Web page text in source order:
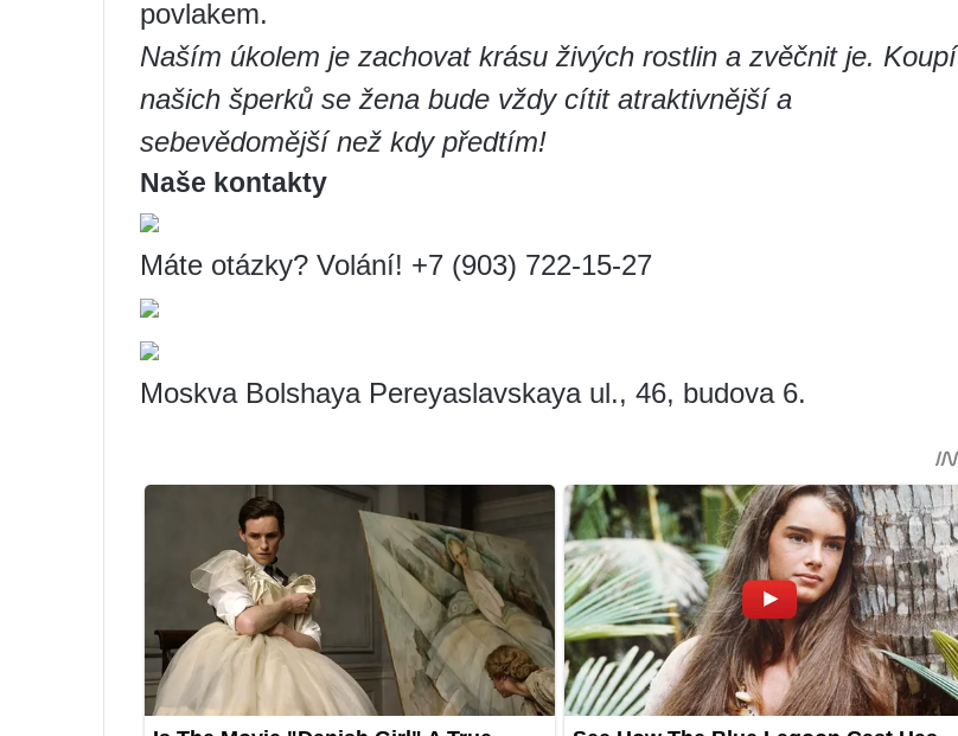
povlakem.
Naším úkolem je zachovat krásu živých rostlin a zvěčnit je. Koupí
našich šperků se žena bude vždy cítit atraktivnější a
sebevědomější než kdy předtím!
Naše kontakty
Máte otázky? Volání! +7 (903) 722-15-27
Moskva Bolshaya Pereyaslavskaya ul., 46, budova 6.